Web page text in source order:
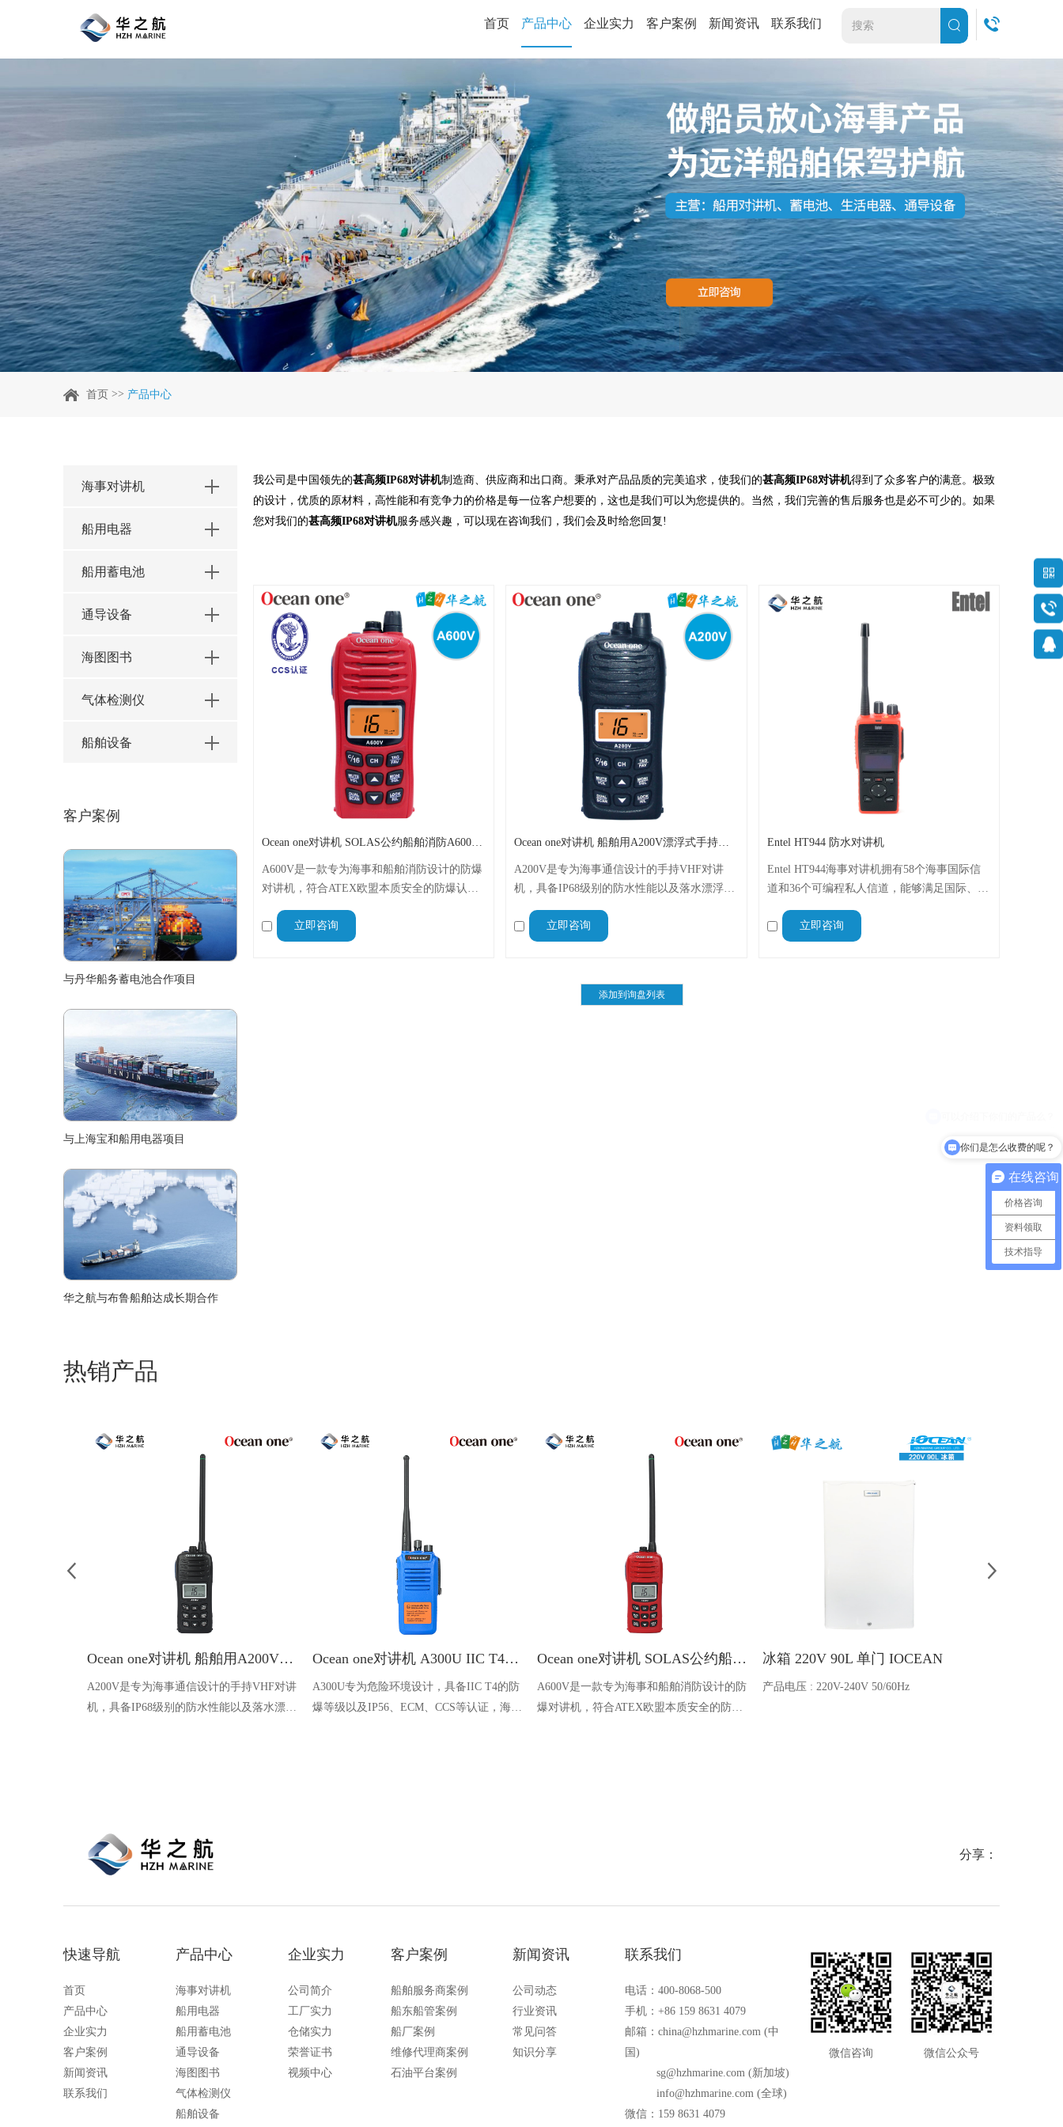
首页 产品中心 企业实力 客户案例 新闻资讯 联系我们
首页 >> 产品中心
我公司是中国领先的甚高频IP68对讲机制造商、供应商和出口商。秉承对产品品质的完美追求，使我们的甚高频IP68对讲机得到了众多客户的满意。极致
的设计，优质的原材料，高性能和有竞争力的价格是每一位客户想要的，这也是我们可以为您提供的。当然，我们完善的售后服务也是必不可少的。如果
您对我们的甚高频IP68对讲机服务感兴趣，可以现在咨询我们，我们会及时给您回复!
Ocean one对讲机 SOLAS公约船舶消防A600V ATEX防爆对讲机
A600V是一款专为海事和船舶消防设计的防爆
对讲机，符合ATEX欧盟本质安全的防爆认
证，防水等级达到了IP68级别，能够在掉落水
中时自动浮出水面，适用于船舶消防、港口码
头、石油石化和其他需要防爆通讯设备的场合
立即咨询
Ocean one对讲机 船舶用A200V漂浮式手持防水对讲机
A200V是专为海事通信设计的手持VHF对讲
机，具备IP68级别的防水性能以及落水漂浮功
能，配备了LCD显示屏以及双频/三频值守功
能。没有信号或长时间无操作时自动开启扫
描，延长电池使用时间。
立即咨询
Entel HT944 防水对讲机
Entel HT944海事对讲机拥有58个海事国际信
道和36个可编程私人信道，能够满足国际、美
国和加拿大的通信规定，防水防尘等级达到
IP68，支持VOX功能，是海上作业、港口管理
和船舶通信的理想解决方案
立即咨询
海事对讲机
船用电器
船用蓄电池
通导设备
海图图书
气体检测仪
船舶设备
客户案例
与丹华船务蓄电池合作项目
与上海宝和船用电器项目
华之航与布鲁船舶达成长期合作
热销产品
Ocean one对讲机 船舶用A200V漂浮式手持防水对讲机
A200V是专为海事通信设计的手持VHF对讲
机，具备IP68级别的防水性能以及落水漂浮
Ocean one对讲机 A300U IIC T4氢气防爆对讲机 船舶消防本质安全无线电
A300U专为危险环境设计，具备IIC T4的防
爆等级以及IP56、ECM、CCS等认证，海上
Ocean one对讲机 SOLAS公约船舶消防A600V ATEX防爆对讲机
A600V是一款专为海事和船舶消防设计的防
爆对讲机，符合ATEX欧盟本质安全的防爆
冰箱 220V 90L 单门 IOCEAN
产品电压 : 220V-240V 50/60Hz
分享：
快速导航
首页
产品中心
企业实力
客户案例
新闻资讯
联系我们
产品中心
海事对讲机
船用电器
船用蓄电池
通导设备
海图图书
气体检测仪
船舶设备
企业实力
公司简介
工厂实力
仓储实力
荣誉证书
视频中心
客户案例
船舶服务商案例
船东船管案例
船厂案例
维修代理商案例
石油平台案例
新闻资讯
公司动态
行业资讯
常见问答
知识分享
联系我们
电话：400-8068-500
手机：+86 159 8631 4079
邮箱：china@hzhmarine.com (中
国)
sg@hzhmarine.com (新加坡)
info@hzhmarine.com (全球)
微信：159 8631 4079
微信咨询 微信公众号
在线咨询
价格咨询
资料领取
技术指导
你们是怎么收费的呢？